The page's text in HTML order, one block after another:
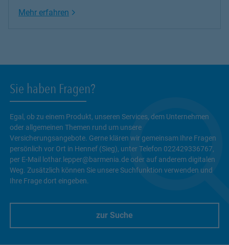
Mehr erfahren Link Opens in New Tab
Sie haben Fragen?
Egal, ob zu einem Produkt, unseren Services, dem Unternehmen
oder allgemeinen Themen rund um unsere
Versicherungsangebote. Gerne klären wir gemeinsam Ihre Fragen
persönlich vor Ort in Hennef (Sieg), unter Telefon 022429336767,
per E-Mail lothar.lepper@barmenia.de oder auf anderem digitalen
Weg. Zusätzlich können Sie unsere Suchfunktion verwenden und
Ihre Frage dort eingeben.
zur Suche